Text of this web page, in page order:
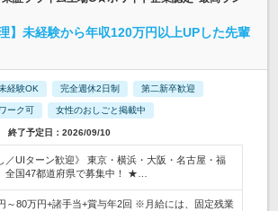
】未経験から年収120万円以上UPした先輩
経験OK 完全週休2日制 第二新卒歓迎
ーク可 女性のおしごと掲載中
終了予定日：2026/09/10
／UIターン歓迎》 東京・横浜・大阪・名古屋・福
全国47都道府県で募集中！ ★…
～80万円+諸手当+賞与年2回 ※月給には、固定残業